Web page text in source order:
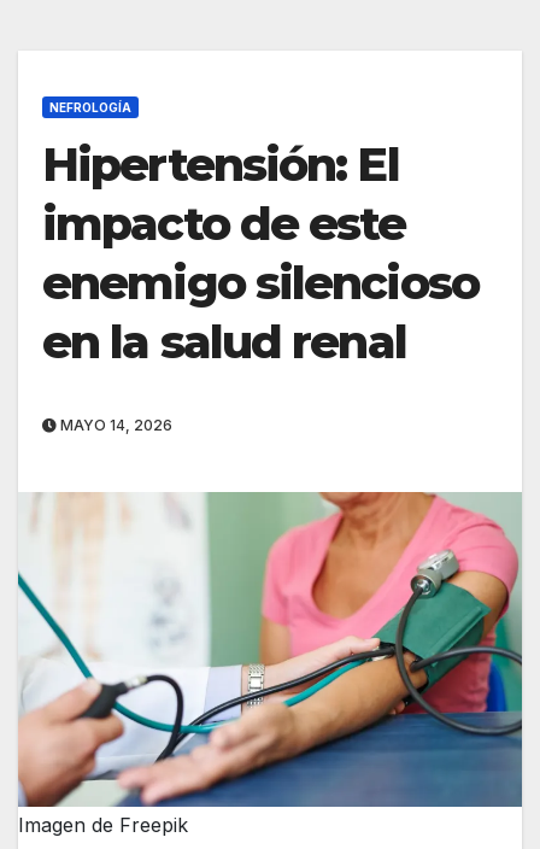
NEFROLOGÍA
Hipertensión: El
impacto de este
enemigo silencioso
en la salud renal
MAYO 14, 2026
Imagen de Freepik